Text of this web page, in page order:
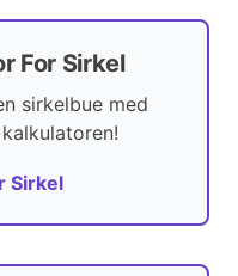
For Sirkel
sirkelbue med
Sirkel